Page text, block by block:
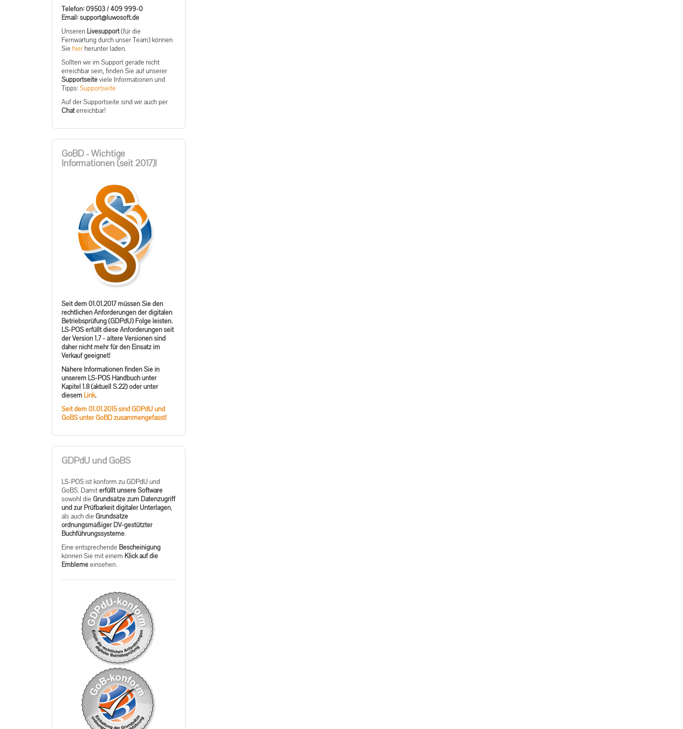
Telefon: 09503 / 409 999-0
ed.tfosowul@troppus :liamE
Unseren Livesupport(für die
Fernwartung durch unser Team) können
Sie hier herunter laden.
Sollten wir im Support gerade nicht
erreichbar sein, finden Sie auf unserer
Supportseiteviele Informationen und
Tipps: Supportseite
Auf der Supportseite sind wir auch per
Chaterreichbar!
GoBD - Wichtige
Informationen (seit 2017)!
Seit dem 01.01.2017 müssen Sie den
rechtlichen Anforderungen der digitalen
Betriebsprüfung (GDPdU) Folge leisten.
LS-POS erfüllt diese Anforderungen seit
der Version 1.7 - ältere Versionen sind
daher nicht mehr für den Einsatz im
Verkauf geeignet!
Nähere Informationen finden Sie in
unserem LS-POS Handbuch unter
Kapitel 1.8 (aktuell S.22) oder unter
diesem Link.
Seit dem 01.01.2015 sind GDPdU und
GoBS unter GoBD zusammengefasst!
GDPdU und GoBS
LS-POS ist konform zu GDPdU und
GoBS. Damiterfüllt unsere Software
sowohl die Grundsätze zum Datenzugriff
und zur Prüfbarkeit digitaler Unterlagen,
als auch die Grundsätze
ordnungsmäßiger DV-gestützter
Buchführungssysteme.
Eine entsprechende Bescheinigung
können Sie mit einem Klick auf die
Emblemeeinsehen.